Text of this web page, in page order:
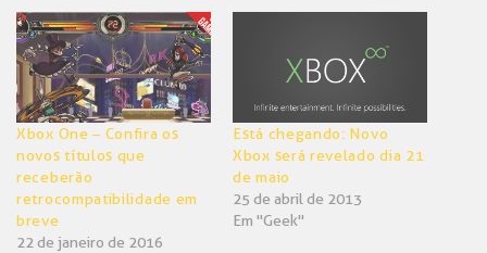
em
nova
janela)
em
nova
janela)
Xbox One – Confira os
novos títulos que
receberão
retrocompatibilidade em
breve
22 de janeiro de 2016
Está chegando: Novo
Xbox será revelado dia 21
de maio
25 de abril de 2013
Em "Geek"